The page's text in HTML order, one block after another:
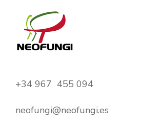
+34 967 455 094
neofungi@neofungi.es